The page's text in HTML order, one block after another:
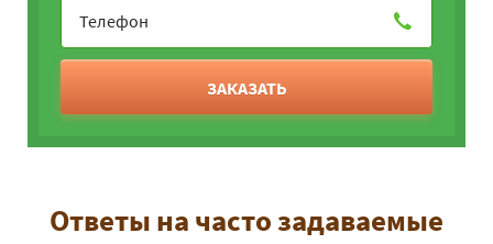
ЗАКАЗАТЬ
Ответы на часто задаваемые